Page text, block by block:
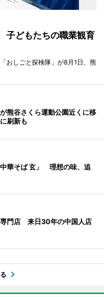
どもたちの職業観育
おしごと探検隊」が8月1日、熊
熊谷さくら運動公園近くに移
刷新も
華そば 玄」 理想の味、追
専門店 来日30年の中国人店